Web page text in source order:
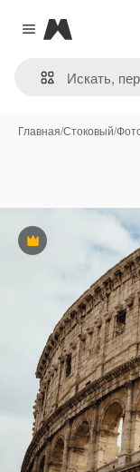
Close menu
Magnific
Главная/Стоковый/
Премиум